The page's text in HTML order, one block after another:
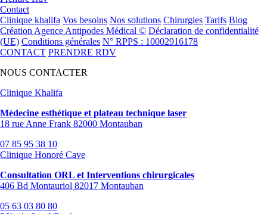
Contact
Clinique khalifa Vos besoins Nos solutions Chirurgies Tarifs Blog
Création Agence Antipodes Médical © Déclaration de confidentialité
(UE) Conditions générales N° RPPS : 10002916178
CONTACT PRENDRE RDV
NOUS CONTACTER
Clinique Khalifa
Médecine esthétique et plateau technique laser
18 rue Anne Frank 82000 Montauban
07 85 95 38 10
Clinique Honoré Cave
Consultation ORL et Interventions chirurgicales
406 Bd Montauriol 82017 Montauban
05 63 03 80 80